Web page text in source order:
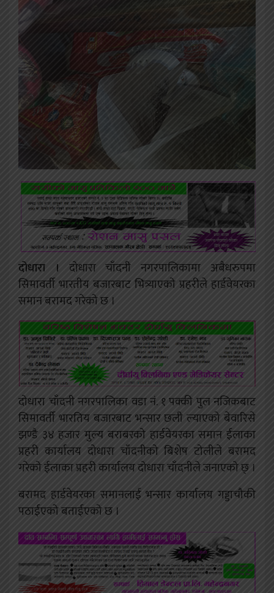
दोधारा । दोधारा चाँदनी नगरपालिकामा अबैधरुपमा
सिमावर्ती भारतीय बजारबाट भित्र्याएको प्रहरीले हार्डवेयरका
समान बरामद गरेको छ ।
दोधारा चाँदनी नगरपालिका वडा नं. १ पक्की पुल नजिकबाट
सिमावर्ती भारतिय बजारबाट भन्सार छली ल्याएको बेवारिसे
झण्डै ३४ हजार मुल्य बराबरको हार्डवेयरका समान ईलाका
प्रहरी कार्यालय दोधारा चाँदनीको बिशेष टोलीले बरामद
गरेको ईलाका प्रहरी कार्यालय दोधारा चाँदनीले जनाएको छ् ।
बरामद हार्डवेयरका समानलाई भन्सार कार्यालय गड्डाचौकी
पठाईएको बताईएको छ ।